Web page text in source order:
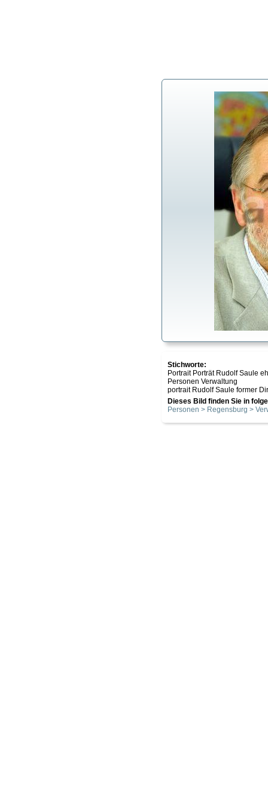
Stichworte:
Portrait Porträt Rudolf Saule
Personen Verwaltung
portrait Rudolf Saule former
Dieses Bild finden Sie in
Personen > Regensburg >